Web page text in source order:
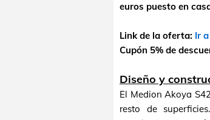
euros puesto en
Link de la oferta: Ir
Cupón 5% de
Diseño y
El Medion Akoya
resto de